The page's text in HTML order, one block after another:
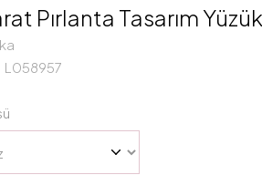
Pırlanta Tasarım
L058957